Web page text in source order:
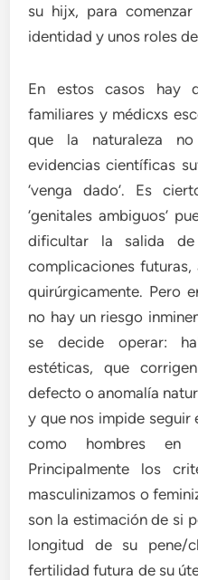
su hijx, para
identidad y unos roles
En estos casos hay
familiares y médicxs
que la naturaleza
evidencias científicas
‘venga dado’. Es
‘genitales ambiguos’
dificultar la salida
complicaciones
quirúrgicamente. Pero
no hay un riesgo
se decide operar:
estéticas, que
defecto o anomalía
y que nos impide seguir
como hombres
Principalmente los
masculinizamos o
son la estimación de si
longitud de su pene/
fertilidad futura de su